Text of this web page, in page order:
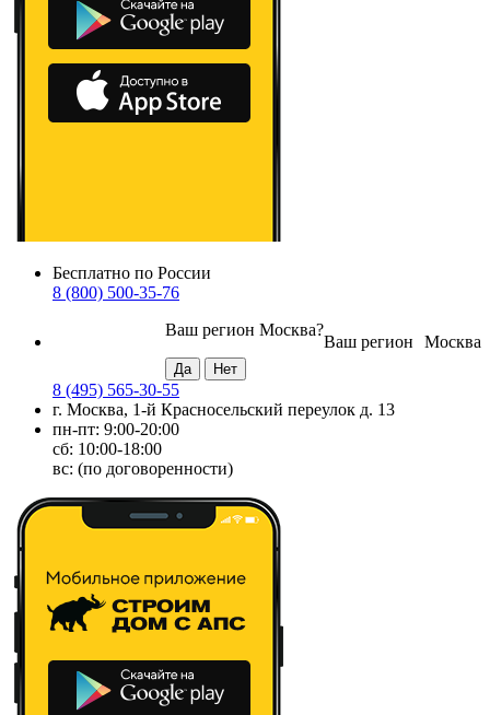
Бесплатно по России
8 (800) 500-35-76
Москва
Ваш регион
Ваш регион Москва?
8 (495) 565-30-55
г. Москва, 1-й Красносельский переулок д. 13
пн-пт: 9:00-20:00
сб: 10:00-18:00
вс: (по договоренности)